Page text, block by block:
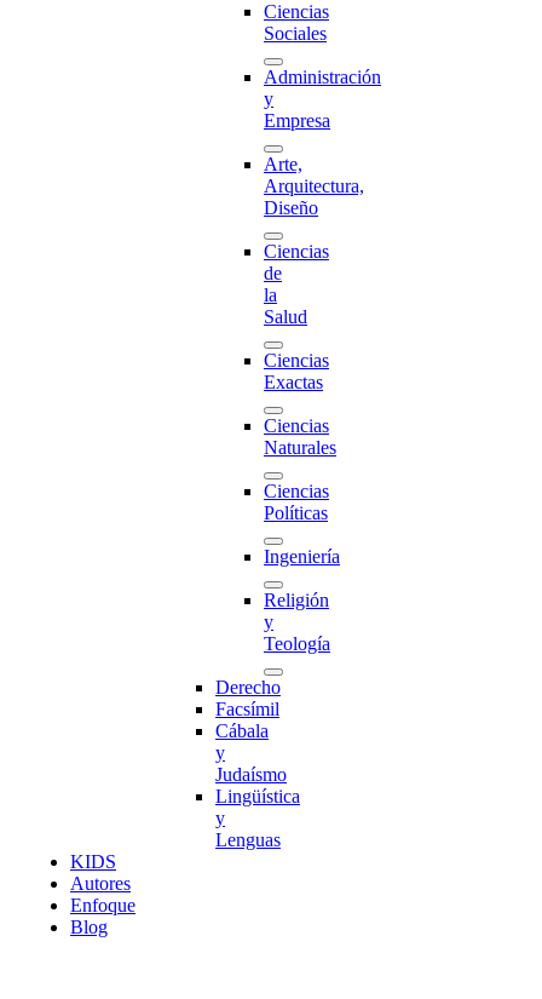
Ciencias
Sociales
Administración
y
Empresa
Arte,
Arquitectura,
Diseño
Ciencias
de
la
Salud
Ciencias
Exactas
Ciencias
Naturales
Ciencias
Políticas
Ingeniería
Religión
y
Teología
Derecho
Facsímil
Cábala
y
Judaísmo
Lingüística
y
Lenguas
KIDS
Autores
Enfoque
Blog